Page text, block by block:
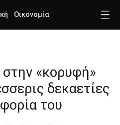
Οικονομία
«κορυφή»
δεκαετίες
του